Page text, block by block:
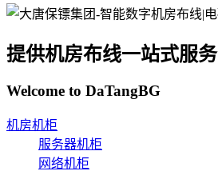
提供机房布线一站式服务
Welcome to DaTangBG
机房机柜
服务器机柜
网络机柜